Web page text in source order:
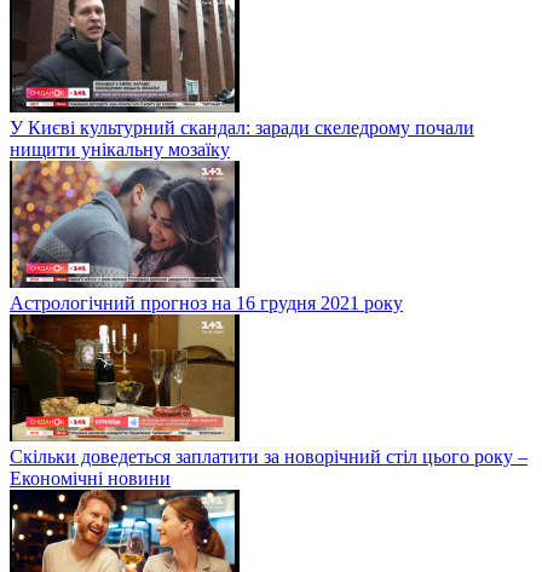
У Києві культурний скандал: заради скеледрому почали
нищити унікальну мозаїку
Астрологічний прогноз на 16 грудня 2021 року
Скільки доведеться заплатити за новорічний стіл цього року –
Економічні новини